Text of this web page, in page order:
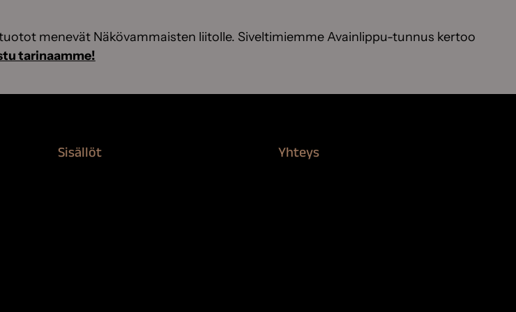
menevät Näkövammaisten liitolle. Siveltimiemme Avainlippu-tunnus kertoo
tarinaamme!
Sisällöt Yhteys